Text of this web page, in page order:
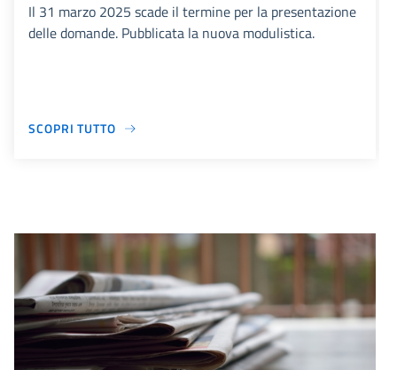
Il 31 marzo 2025 scade il termine per la presentazione
delle domande. Pubblicata la nuova modulistica.
SCOPRI TUTTO